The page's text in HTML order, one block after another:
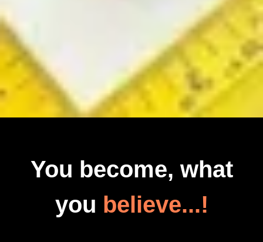
You become, what
you believe...!